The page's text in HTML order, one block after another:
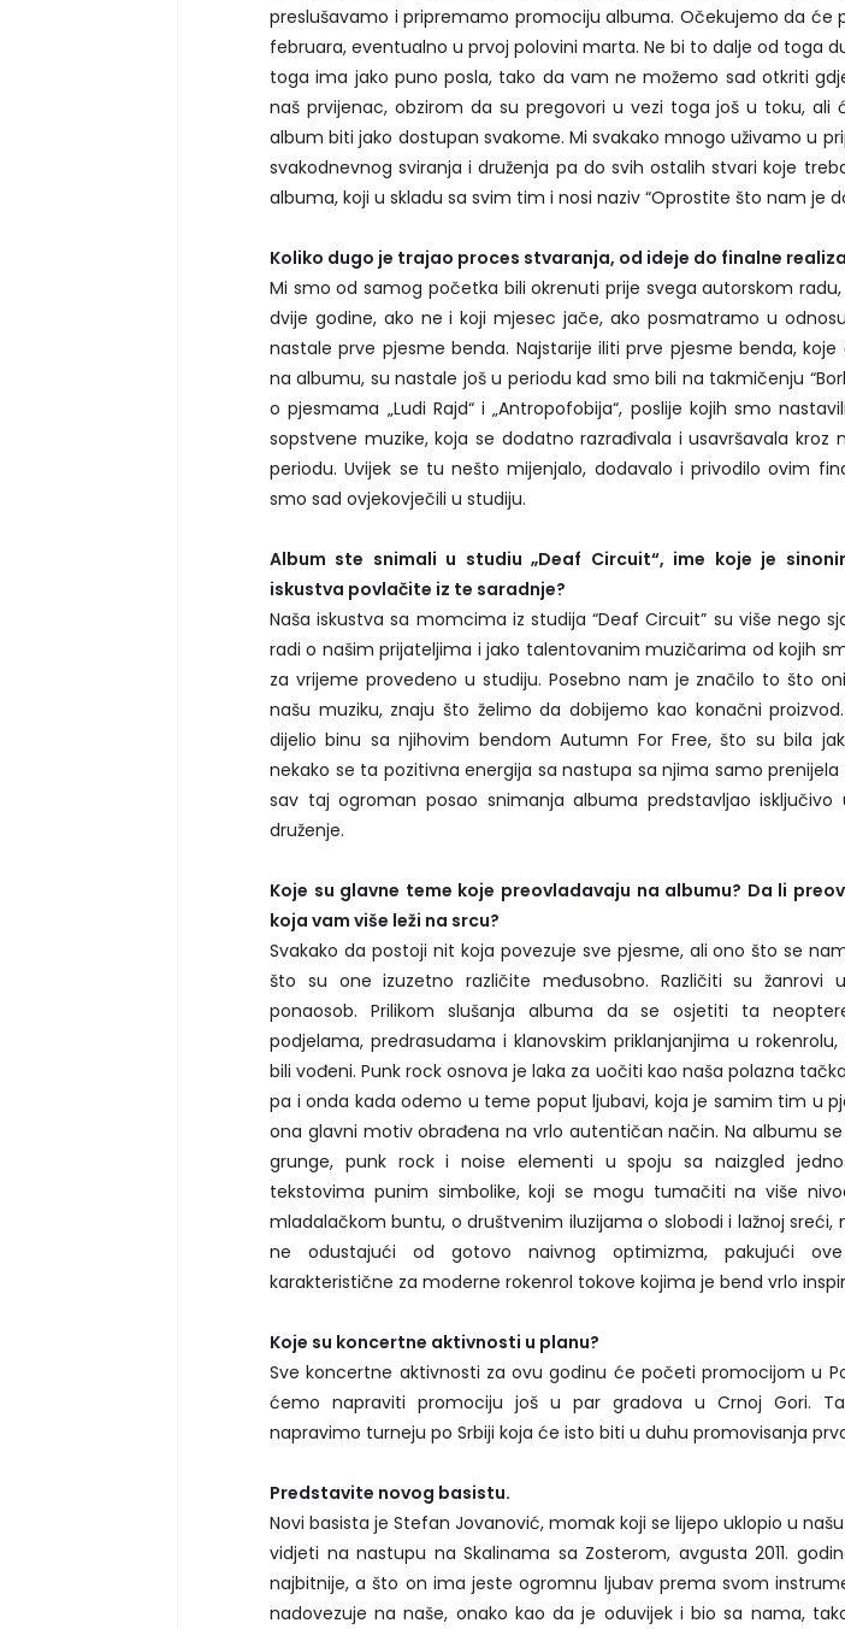
preslušavamo i pripremamo promociju albuma. Očekujemo da će
februara, eventualno u prvoj polovini marta. Ne bi to dalje od toga
toga ima jako puno posla, tako da vam ne možemo sad otkriti
naš prvijenac, obzirom da su pregovori u vezi toga još u toku, ali
album biti jako dostupan svakome. Mi svakako mnogo uživamo u
svakodnevnog sviranja i druženja pa do svih ostalih stvari koje
albuma, koji u skladu sa svim tim i nosi naziv “Oprostite što nam je
Koliko dugo je trajao proces stvaranja, od ideje do finalne
Mi smo od samog početka bili okrenuti prije svega autorskom
dvije godine, ako ne i koji mjesec jače, ako posmatramo u
nastale prve pjesme benda. Najstarije iliti prve pjesme benda,
na albumu, su nastale još u periodu kad smo bili na takmičenju
o pjesmama „Ludi Rajd“ i „Antropofobija“, poslije kojih smo
sopstvene muzike, koja se dodatno razrađivala i usavršavala kroz
periodu. Uvijek se tu nešto mijenjalo, dodavalo i privodilo ovim
smo sad ovjekovječili u studiju.
Album ste snimali u studiu „Deaf Circuit“, ime koje je
iskustva povlačite iz te saradnje?
Naša iskustva sa momcima iz studija “Deaf Circuit” su više nego
radi o našim prijateljima i jako talentovanim muzičarima od kojih
za vrijeme provedeno u studiju. Posebno nam je značilo to što
našu muziku, znaju što želimo da dobijemo kao konačni
dijelio binu sa njihovim bendom Autumn For Free, što su bila
nekako se ta pozitivna energija sa nastupa sa njima samo
sav taj ogroman posao snimanja albuma predstavljao
druženje.
Koje su glavne teme koje preovladavaju na albumu? Da li
koja vam više leži na srcu?
Svakako da postoji nit koja povezuje sve pjesme, ali ono što se
što su one izuzetno različite međusobno. Različiti su žanrovi
ponaosob. Prilikom slušanja albuma da se osjetiti ta
podjelama, predrasudama i klanovskim priklanjanjima u
bili vođeni. Punk rock osnova je laka za uočiti kao naša polazna
pa i onda kada odemo u teme poput ljubavi, koja je samim tim u
ona glavni motiv obrađena na vrlo autentičan način. Na albumu
grunge, punk rock i noise elementi u spoju sa naizgled
tekstovima punim simbolike, koji se mogu tumačiti na više
mladalačkom buntu, o društvenim iluzijama o slobodi i lažnoj sreći,
ne odustajući od gotovo naivnog optimizma, pakujući
karakteristične za moderne rokenrol tokove kojima je bend vrlo
Koje su koncertne aktivnosti u planu?
Sve koncertne aktivnosti za ovu godinu će početi promocijom u
ćemo napraviti promociju još u par gradova u Crnoj Gori.
napravimo turneju po Srbiji koja će isto biti u duhu promovisanja
Predstavite novog basistu.
Novi basista je Stefan Jovanović, momak koji se lijepo uklopio u
vidjeti na nastupu na Skalinama sa Zosterom, avgusta 2011.
najbitnije, a što on ima jeste ogromnu ljubav prema svom
nadovezuje na naše, onako kao da je oduvijek i bio sa nama,